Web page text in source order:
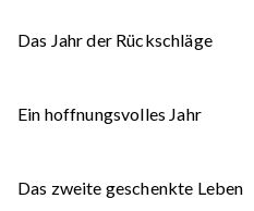
Das Jahr der Rückschläge
Ein hoffnungsvolles Jahr
Das zweite geschenkte Leben